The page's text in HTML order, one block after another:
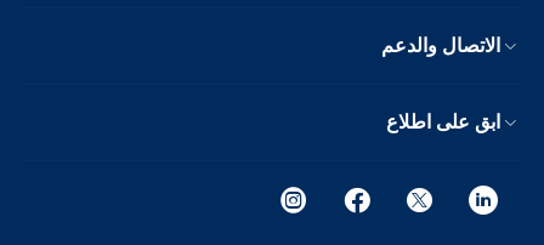
الاتصال والدعم
ابق على اطلاع